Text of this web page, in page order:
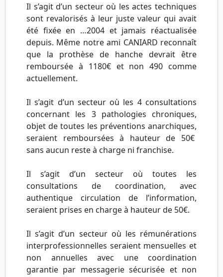
Il s’agit d’un secteur où les actes techniques
sont revalorisés à leur juste valeur qui avait
été fixée en …2004 et jamais réactualisée
depuis. Même notre ami CANIARD reconnaît
que la prothèse de hanche devrait être
remboursée à 1180€ et non 490 comme
actuellement.
Il s’agit d’un secteur où les 4 consultations
concernant les 3 pathologies chroniques,
objet de toutes les préventions anarchiques,
seraient remboursées à hauteur de 50€
sans aucun reste à charge ni franchise.
Il s’agit d’un secteur où toutes les
consultations de coordination, avec
authentique circulation de l’information,
seraient prises en charge à hauteur de 50€.
Il s’agit d’un secteur où les rémunérations
interprofessionnelles seraient mensuelles et
non annuelles avec une coordination
garantie par messagerie sécurisée et non